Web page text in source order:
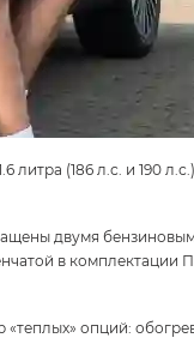
(186 л.с. и 190
двумя
в комплектации
опций: